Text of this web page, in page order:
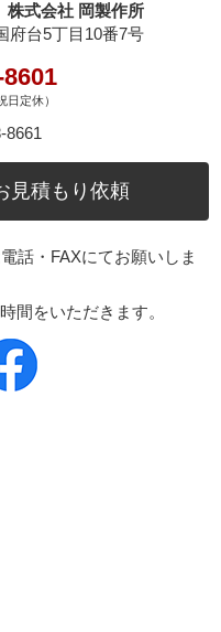
式会社 岡製作所
府台5丁目10番7号
日定休）
8661
見積もり依頼
話・FAXにてお願いしま
間をいただきます。